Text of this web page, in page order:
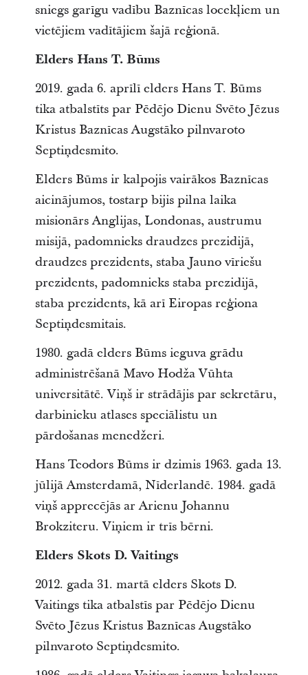
sniegs garīgu vadību Baznīcas locekļiem un
vietējiem vadītājiem šajā reģionā.
Elders Hans T. Būms
2019. gada 6. aprīlī elders Hans T. Būms
tika atbalstīts par Pēdējo Dienu Svēto Jēzus
Kristus Baznīcas Augstāko pilnvaroto
Septiņdesmito.
Elders Būms ir kalpojis vairākos Baznīcas
aicinājumos, tostarp bijis pilna laika
misionārs Anglijas, Londonas, austrumu
misijā, padomnieks draudzes prezidijā,
draudzes prezidents, staba Jauno vīriešu
prezidents, padomnieks staba prezidijā,
staba prezidents, kā arī Eiropas reģiona
Septiņdesmitais.
1980. gadā elders Būms ieguva grādu
administrēšanā Mavo Hodža Vūhta
universitātē. Viņš ir strādājis par sekretāru,
darbinieku atlases speciālistu un
pārdošanas menedžeri.
Hans Teodors Būms ir dzimis 1963. gada 13.
jūlijā Amsterdamā, Nīderlandē. 1984. gadā
viņš apprecējās ar Arienu Johannu
Brokziteru. Viņiem ir trīs bērni.
Elders Skots D. Vaitings
2012. gada 31. martā elders Skots D.
Vaitings tika atbalstīs par Pēdējo Dienu
Svēto Jēzus Kristus Baznīcas Augstāko
pilnvaroto Septiņdesmito.